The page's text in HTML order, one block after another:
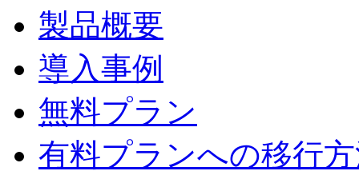
製品概要
導入事例
無料プラン
有料プランへの移行